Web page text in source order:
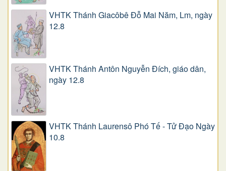
VHTK Thánh Giacôbê Ðỗ Mai Năm, Lm, ngày
12.8
VHTK Thánh Antôn Nguyễn Ðích, giáo dân,
ngày 12.8
VHTK Thánh Laurensô Phó Tế - Tử Đạo Ngày
10.8